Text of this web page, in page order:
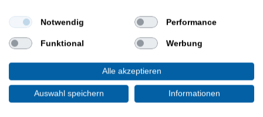
WEITERE INTERESSANTE ARTIKEL
Notwendig Performance
Funktional Werbung
Alle akzeptieren
Auswahl speichern Informationen